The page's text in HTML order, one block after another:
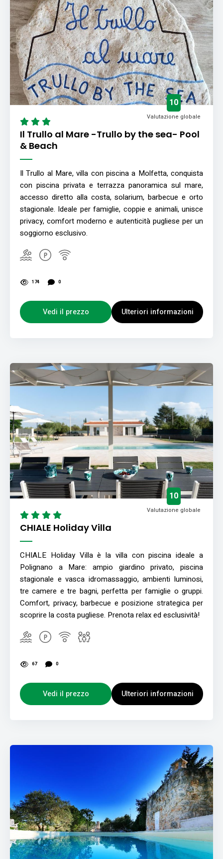
Il Trullo al Mare -Trullo by the sea- Pool
& Beach
10
Valutazione globale
Il Trullo al Mare, villa con piscina a Molfetta, conquista
con piscina privata e terrazza panoramica sul mare,
accesso diretto alla costa, solarium, barbecue e orto
stagionale. Ideale per famiglie, coppie e animali, unisce
privacy, comfort moderno e autenticità pugliese per un
soggiorno esclusivo.
174 0
Vedi il prezzo Ulteriori informazioni
CHIALE Holiday Villa
10
Valutazione globale
CHIALE Holiday Villa è la villa con piscina ideale a
Polignano a Mare: ampio giardino privato, piscina
stagionale e vasca idromassaggio, ambienti luminosi,
tre camere e tre bagni, perfetta per famiglie o gruppi.
Comfort, privacy, barbecue e posizione strategica per
scoprire la costa pugliese. Prenota relax ed esclusività!
67 0
Vedi il prezzo Ulteriori informazioni